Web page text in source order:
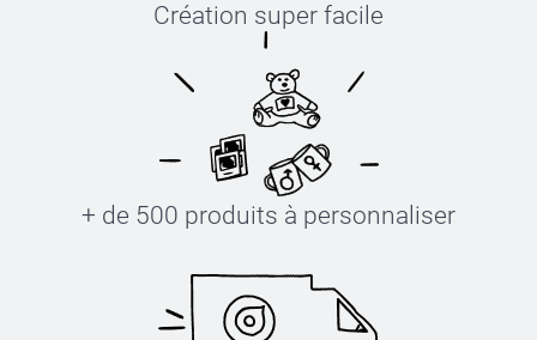
Création super facile
+ de 500 produits à personnaliser